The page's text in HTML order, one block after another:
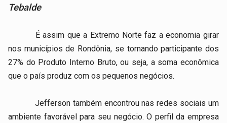
Tebalde
É assim que a Extremo Norte faz a economia girar
nos municípios de Rondônia, se tornando participante dos
27% do Produto Interno Bruto, ou seja, a soma econômica
que o país produz com os pequenos negócios.
Jefferson também encontrou nas redes sociais um
ambiente favorável para seu negócio. O perfil da empresa